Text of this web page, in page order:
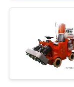
PRIVACY
POLICY